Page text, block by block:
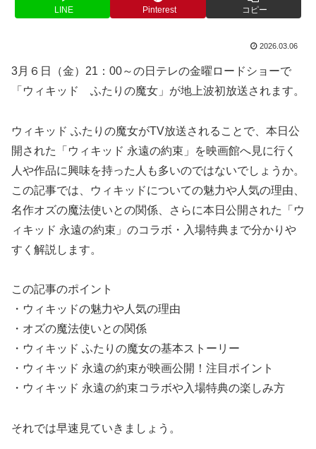
LINE Pinterest コピー
2026.03.06
3月６日（金）21：00～の日テレの金曜ロードショーで
「ウィキッド ふたりの魔女」が地上波初放送されます。
ウィキッド ふたりの魔女がTV放送されることで、本日公
開された「ウィキッド 永遠の約束」を映画館へ見に行く
人や作品に興味を持った人も多いのではないでしょうか。
この記事では、ウィキッドについての魅力や人気の理由、
名作オズの魔法使いとの関係、さらに本日公開された「ウ
ィキッド 永遠の約束」のコラボ・入場特典まで分かりや
すく解説します。
この記事のポイント
・ウィキッドの魅力や人気の理由
・オズの魔法使いとの関係
・ウィキッド ふたりの魔女の基本ストーリー
・ウィキッド 永遠の約束が映画公開！注目ポイント
・ウィキッド 永遠の約束コラボや入場特典の楽しみ方
それでは早速見ていきましょう。